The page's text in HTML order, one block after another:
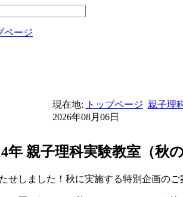
ページ
現在地: トップページ 親子理
2026年08月06日
年 親子理科実験教室（秋
せしました！秋に実施する特別企画のご